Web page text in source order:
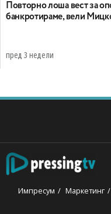
Повторно лоша вест за
банкротираме, вели
пред 3 недели
Импресум Маркетинг